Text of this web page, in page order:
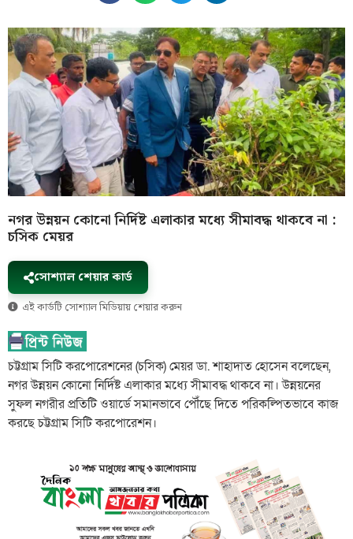
নগর উন্নয়ন কোনো নির্দিষ্ট এলাকার মধ্যে সীমাবদ্ধ থাকবে না :
চসিক মেয়র
সোশ্যাল শেয়ার কার্ড
এই কার্ডটি সোশ্যাল মিডিয়ায় শেয়ার করুন
চট্টগ্রাম সিটি করপোরেশনের (চসিক) মেয়র ডা. শাহাদাত হোসেন বলেছেন,
নগর উন্নয়ন কোনো নির্দিষ্ট এলাকার মধ্যে সীমাবদ্ধ থাকবে না। উন্নয়নের
সুফল নগরীর প্রতিটি ওয়ার্ডে সমানভাবে পৌঁছে দিতে পরিকল্পিতভাবে কাজ
করছে চট্টগ্রাম সিটি করপোরেশন।